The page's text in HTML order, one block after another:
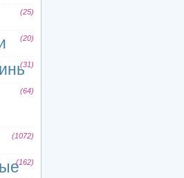
(25)
(20)
(31)
(64)
(1072)
(162)